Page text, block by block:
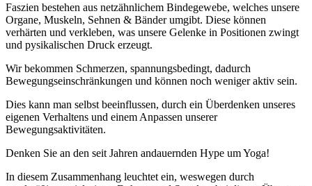
Faszien bestehen aus netzähnlichem Bindegewebe, welches unsere
Organe, Muskeln, Sehnen & Bänder umgibt. Diese können
verhärten und verkleben, was unsere Gelenke in Positionen zwingt
und pysikalischen Druck erzeugt.
Wir bekommen Schmerzen, spannungsbedingt, dadurch
Bewegungseinschränkungen und können noch weniger aktiv sein.
Dies kann man selbst beeinflussen, durch ein Überdenken unseres
eigenen Verhaltens und einem Anpassen unserer
Bewegungsaktivitäten.
Denken Sie an den seit Jahren andauernden Hype um Yoga!
In diesem Zusammenhang leuchtet ein, weswegen durch